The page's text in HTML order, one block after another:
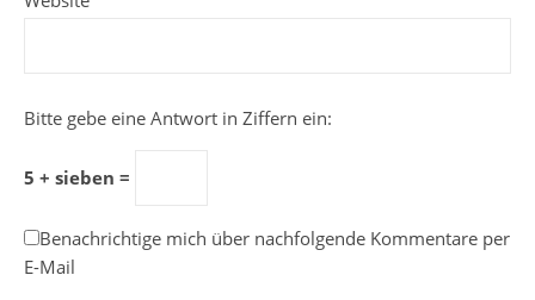
Bitte gebe eine Antwort in Ziffern ein:
5 + sieben =
Benachrichtige mich über nachfolgende Kommentare per
E-Mail